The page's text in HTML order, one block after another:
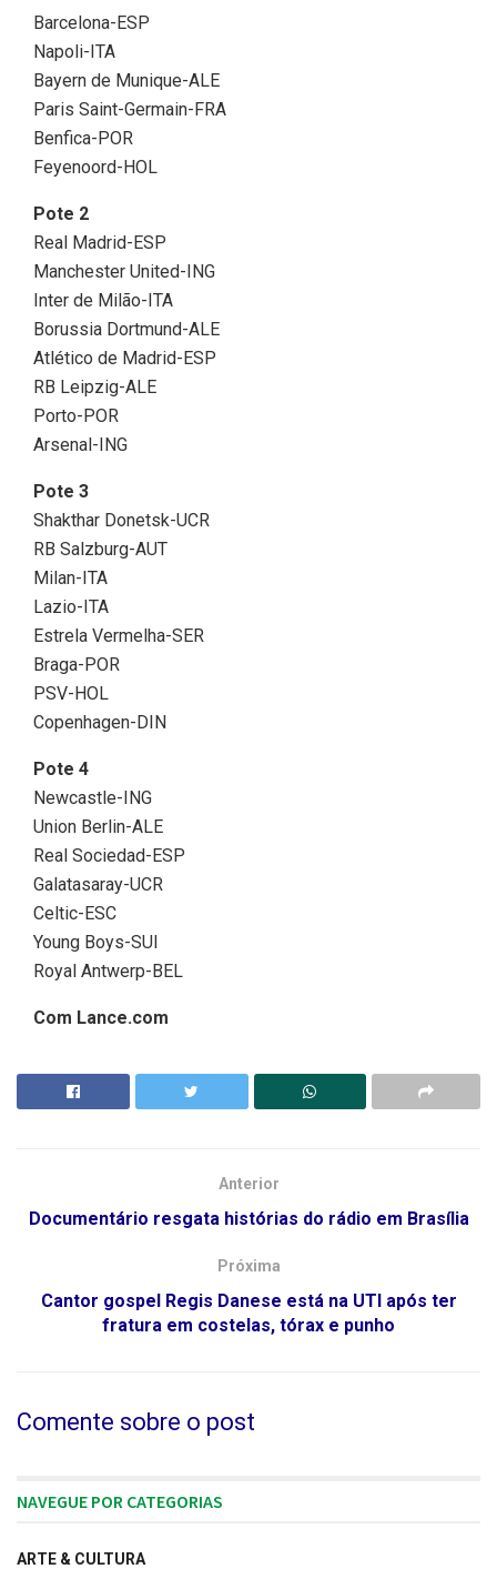
Barcelona-ESP
Napoli-ITA
Bayern de Munique-ALE
Paris Saint-Germain-FRA
Benfica-POR
Feyenoord-HOL
Pote 2
Real Madrid-ESP
Manchester United-ING
Inter de Milão-ITA
Borussia Dortmund-ALE
Atlético de Madrid-ESP
RB Leipzig-ALE
Porto-POR
Arsenal-ING
Pote 3
Shakthar Donetsk-UCR
RB Salzburg-AUT
Milan-ITA
Lazio-ITA
Estrela Vermelha-SER
Braga-POR
PSV-HOL
Copenhagen-DIN
Pote 4
Newcastle-ING
Union Berlin-ALE
Real Sociedad-ESP
Galatasaray-UCR
Celtic-ESC
Young Boys-SUI
Royal Antwerp-BEL
Com Lance.com
Anterior
Documentário resgata histórias do rádio em Brasília
Próxima
Cantor gospel Regis Danese está na UTI após ter
fratura em costelas, tórax e punho
Comente sobre o post
NAVEGUE POR CATEGORIAS
ARTE & CULTURA